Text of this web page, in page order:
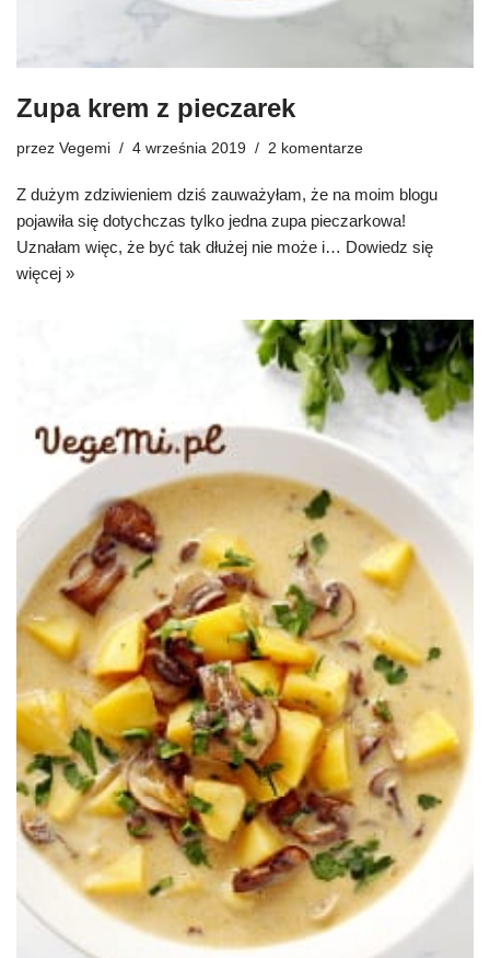
Zupa krem z pieczarek
przez Vegemi 4 września 2019 2 komentarze
Z dużym zdziwieniem dziś zauważyłam, że na moim blogu
pojawiła się dotychczas tylko jedna zupa pieczarkowa!
Uznałam więc, że być tak dłużej nie może i… Dowiedz się
więcej »